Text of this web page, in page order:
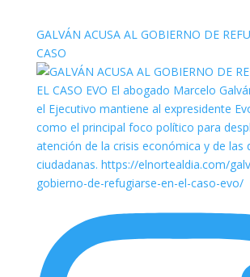
GALVÁN ACUSA AL GOBIERNO DE
CASO